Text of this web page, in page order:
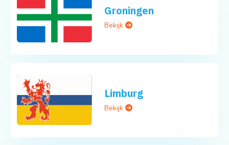
Groningen
Bekijk
Limburg
Bekijk